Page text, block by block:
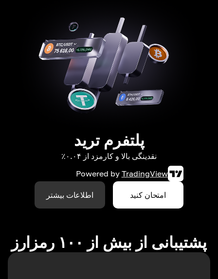
پلتفرم ترید
نقدینگی بالا و کارمزد از ۰.۰۴٪
Powered by TradingView
امتحان کنید اطلاعات بیشتر
پشتیبانی از بیش از ۱۰۰ رمزارز